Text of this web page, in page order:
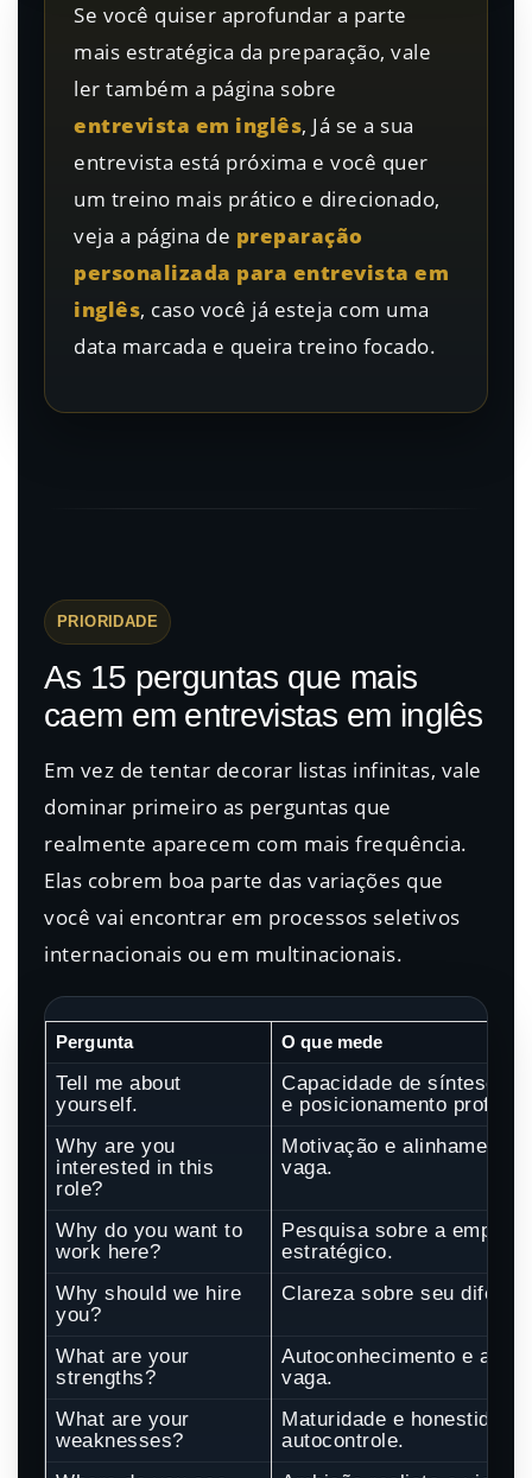
Se você quiser aprofundar a parte
mais estratégica da preparação, vale
ler também a página sobre
entrevista em inglês, Já se a sua
entrevista está próxima e você quer
um treino mais prático e direcionado,
veja a página de preparação
personalizada para entrevista em
inglês, caso você já esteja com uma
data marcada e queira treino focado.
PRIORIDADE
As 15 perguntas que mais
caem em entrevistas em inglês
Em vez de tentar decorar listas infinitas, vale
dominar primeiro as perguntas que
realmente aparecem com mais frequência.
Elas cobrem boa parte das variações que
você vai encontrar em processos seletivos
internacionais ou em multinacionais.
Pergunta O que mede
Tell me about
yourself.
Capacidade de síntese,
e posicionamento
Why are you
interested in this
role?
Motivação e alinhamento
vaga.
Why do you want to
work here?
Pesquisa sobre a
estratégico.
Why should we hire
you?
Clareza sobre seu
What are your
strengths?
Autoconhecimento e
vaga.
What are your
weaknesses?
Maturidade e honestidade
autocontrole.